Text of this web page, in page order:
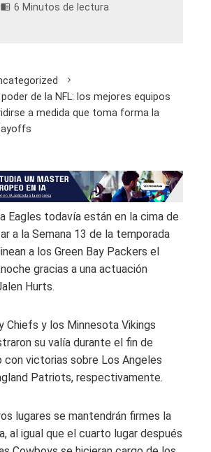
6 Minutos de lectura
de la NFL: los mejores equipos
a medida que toma forma la
Eagles todavía están en la cima de
a la Semana 13 de la temporada
a los Green Bay Packers el
gracias a una actuación
Hurts.
Chiefs y los Minnesota Vikings
su valía durante el fin de
con victorias sobre Los Angeles
Patriots, respectivamente.
lugares se mantendrán firmes la
al igual que el cuarto lugar después